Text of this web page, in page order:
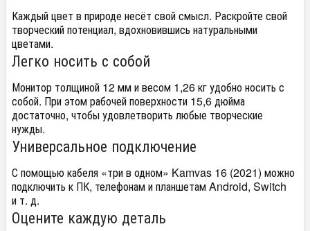
Каждый цвет в природе несёт свой смысл. Раскройте свой
творческий потенциал, вдохновившись натуральными
цветами.
Легко носить с собой
Монитор толщиной 12 мм и весом 1,26 кг удобно носить с
собой. При этом рабочей поверхности 15,6 дюйма
достаточно, чтобы удовлетворить любые творческие
нужды.
Универсальное подключение
С помощью кабеля «три в одном» Kamvas 16 (2021) можно
подключить к ПК, телефонам и планшетам Android, Switch
и т. д.
Оцените каждую деталь